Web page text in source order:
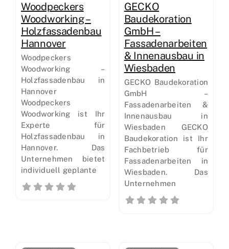
Woodpeckers
Woodworking –
Holzfassadenbau
Hannover
Woodpeckers
Woodworking –
Holzfassadenbau in
Hannover
Woodpeckers
Woodworking ist Ihr
Experte für
Holzfassadenbau in
Hannover. Das
Unternehmen bietet
individuell geplante
GECKO
Baudekoration
GmbH –
Fassadenarbeiten
& Innenausbau in
Wiesbaden
GECKO Baudekoration
GmbH –
Fassadenarbeiten &
Innenausbau in
Wiesbaden GECKO
Baudekoration ist Ihr
Fachbetrieb für
Fassadenarbeiten in
Wiesbaden. Das
Unternehmen